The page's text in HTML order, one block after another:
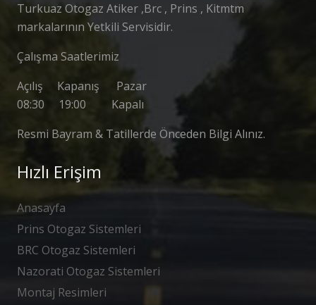
Turkuaz Otogaz Atiker ,Brc , Prins , Kitmtm
markalarının Yetkili Servisidir.
Çalışma Saatlerimiz
Açılış Kapanış Pazar
08:30 19:00 Kapalı
Resmi Bayram & Tatillerde Önceden Bilgi Alınız.
Hızlı Erişim
Anasayfa
Prins Otogaz Sistemleri
BRC Otogaz Sistemleri
Nazorati Otogaz Sistemleri
Montaj Resimleri